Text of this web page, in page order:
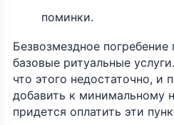
поминки.
Безвозмездное погребение
базовые ритуальные
что этого недостаточно, и
добавить к минимальному
придется оплатить эти